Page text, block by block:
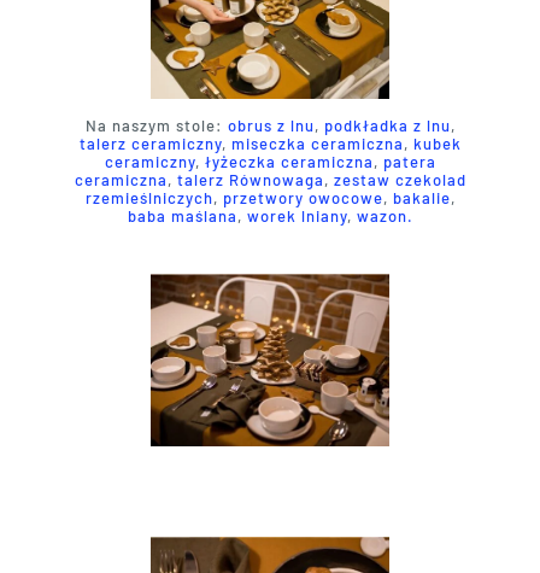
Na naszym stole: obrus z lnu, podkładka z lnu,
talerz ceramiczny, miseczka ceramiczna, kubek
ceramiczny, łyżeczka ceramiczna, patera
ceramiczna, talerz Równowaga, zestaw czekolad
rzemieślniczych, przetwory owocowe, bakalie,
baba maślana, worek lniany, wazon.